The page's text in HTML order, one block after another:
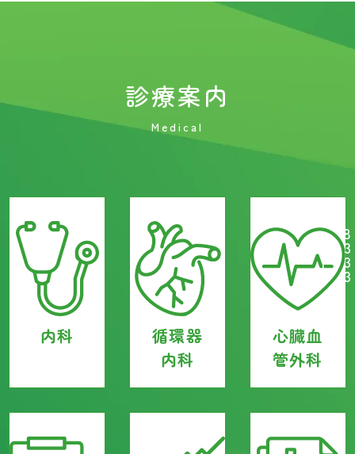
診療案内
内科
循環器
内科
心臓血
管外科
TEL